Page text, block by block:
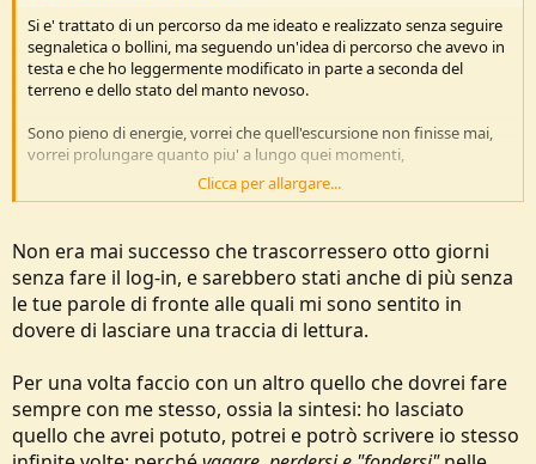
Si e' trattato di un percorso da me ideato e realizzato senza seguire
segnaletica o bollini, ma seguendo un'idea di percorso che avevo in
testa e che ho leggermente modificato in parte a seconda del
terreno e dello stato del manto nevoso.
Sono pieno di energie, vorrei che quell'escursione non finisse mai,
vorrei prolungare quanto piu' a lungo quei momenti,
Che dire, e' stata un'escursione capace di regalarmi forti emozioni
montagna che concepisco io...il vagare, il "perdersi" (in maniera
figurata si intende), fondersi con la montagna stessa.. Questa e' la
montagna per me, questa e' la LIBERTA'.
Clicca per allargare...
Non era mai successo che trascorressero otto giorni
senza fare il log-in, e sarebbero stati anche di più senza
le tue parole di fronte alle quali mi sono sentito in
dovere di lasciare una traccia di lettura.
Per una volta faccio con un altro quello che dovrei fare
sempre con me stesso, ossia la sintesi: ho lasciato
quello che avrei potuto, potrei e potrò scrivere io stesso